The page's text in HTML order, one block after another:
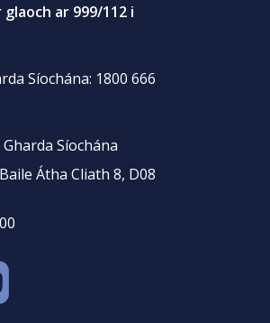
ar 999/112 i
Síochána: 1800 666
Síochána
Átha Cliath 8, D08